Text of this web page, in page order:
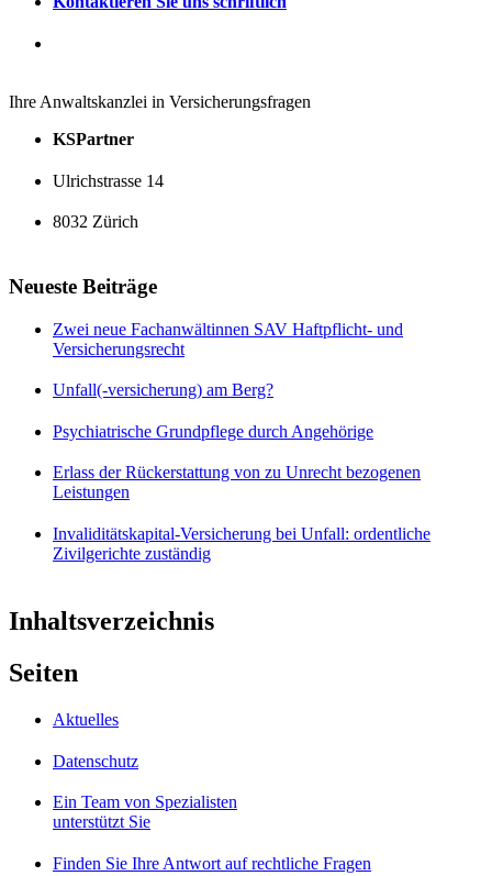
Ihre Anwaltskanzlei in Versicherungsfragen
KSPartner
Ulrichstrasse 14
8032 Zürich
Neueste Beiträge
Zwei neue Fachanwältinnen SAV Haftpflicht- und
Versicherungsrecht
Unfall(-versicherung) am Berg?
Psychiatrische Grundpflege durch Angehörige
Erlass der Rückerstattung von zu Unrecht bezogenen
Leistungen
Invaliditätskapital-Versicherung bei Unfall: ordentliche
Zivilgerichte zuständig
Inhaltsverzeichnis
Seiten
Aktuelles
Datenschutz
Ein Team von Spezialisten
unterstützt Sie
Finden Sie Ihre Antwort auf rechtliche Fragen